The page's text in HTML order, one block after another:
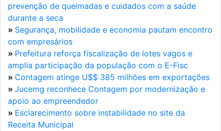
prevenção de queimadas e cuidados com a saúde
durante a seca
» Segurança, mobilidade e economia pautam encontro
com empresários
» Prefeitura reforça fiscalização de lotes vagos e
amplia participação da população com o E-Fisc
» Contagem atinge U$$ 385 milhões em exportações
» Jucemg reconhece Contagem por modernização e
apoio ao empreendedor
» Esclarecimento sobre instabilidade no site da
Receita Municipal